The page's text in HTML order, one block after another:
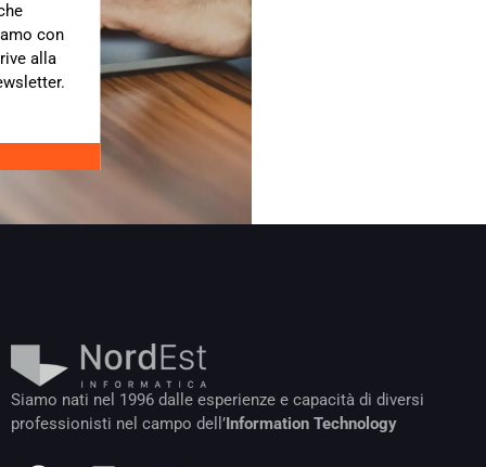
con
alla
Siamo nati nel 1996 dalle esperienze e capacità di diversi
professionisti nel campo dell’Information Technology